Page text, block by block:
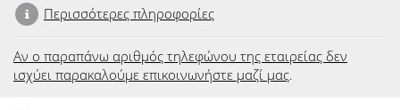
Περισσότερες πληροφορίες
Αν ο παραπάνω αριθμός τηλεφώνου της εταιρείας δεν
ισχύει παρακαλούμε επικοινωνήστε μαζί μας.